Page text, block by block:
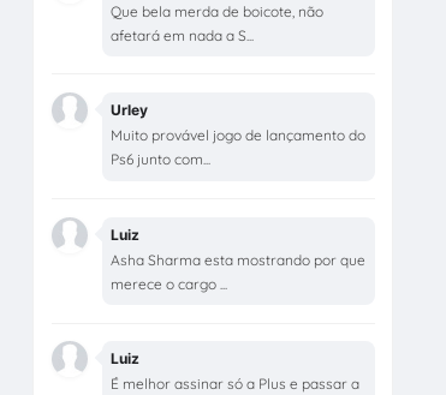
Que bela merda de boicote, não
afetará em nada a S...
Urley
Muito provável jogo de lançamento do
Ps6 junto com...
Luiz
Asha Sharma esta mostrando por que
merece o cargo ...
Luiz
É melhor assinar só a Plus e passar a